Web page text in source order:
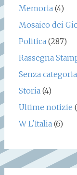
Memoria(4)
Mosaico dei
Politica(287)
Rassegna
Senza categoria
Storia(4)
Ultime notizie
W L'Italia(6)